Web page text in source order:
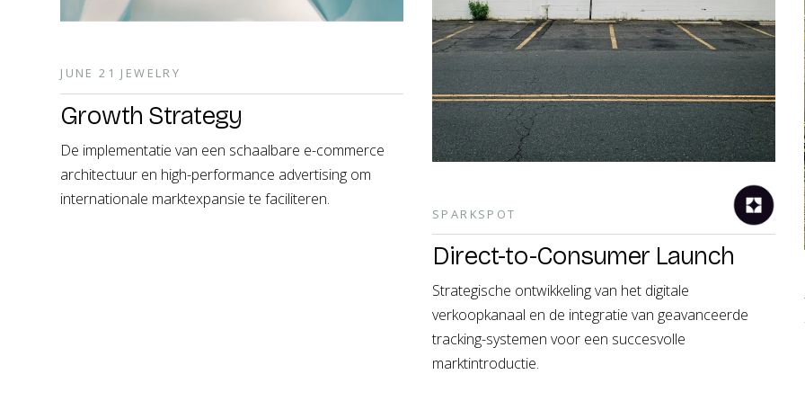
JUNE 21 JEWELRY
Growth Strategy
De implementatie van een schaalbare e-commerce
architectuur en high-performance advertising om
internationale marktexpansie te faciliteren.
SPARKSPOT
Direct-to-Consumer Launch
Strategische ontwikkeling van het digitale
verkoopkanaal en de integratie van geavanceerde
tracking-systemen voor een succesvolle
marktintroductie.